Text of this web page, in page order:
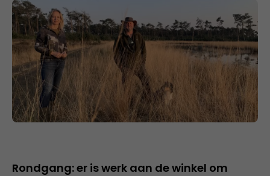
Rondgang: er is werk aan de winkel om